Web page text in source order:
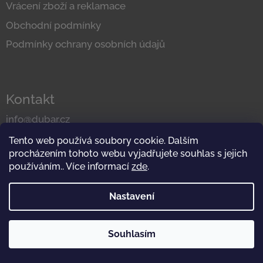
Tento web používá soubory cookie. Dalším
procházením tohoto webu vyjadřujete souhlas s jejich
používáním.. Více informací zde.
Nastavení
Souhlasím
Vrácení zboží a reklamace
Obchodní podmínky
Podmínky ochrany osobních údajů
Kontakt
info@dubar.cz
IČ: 25317547